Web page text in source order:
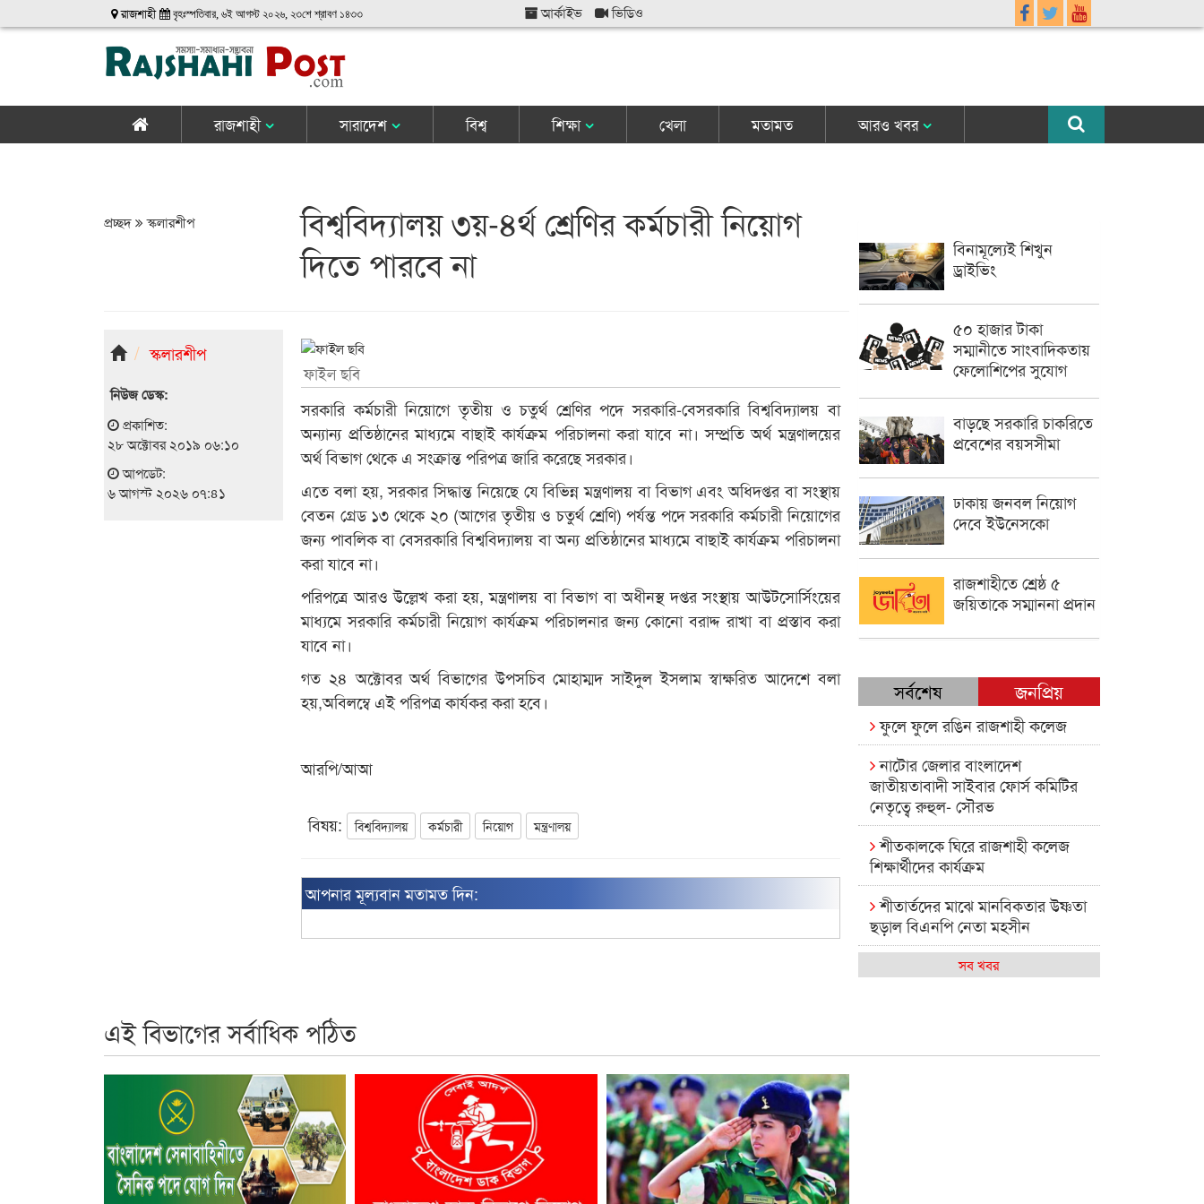
রাজশাহী বৃহঃস্পতিবার, ৬ই আগস্ট ২০২৬, ২৩শে শ্রাবণ ১৪৩৩ আর্কাইভ ভিডিও
রাজশাহী সারাদেশ বিশ্ব শিক্ষা খেলা মতামত আরও খবর
প্রচ্ছদ স্কলারশীপ
বিশ্ববিদ্যালয় ৩য়-৪র্থ শ্রেণির কর্মচারী নিয়োগ
দিতে পারবে না
স্কলারশীপ
নিউজ ডেস্ক:
প্রকাশিত:
২৮ অক্টোবর ২০১৯ ০৬:১০
আপডেট:
৬ আগস্ট ২০২৬ ০৭:৪১
ফাইল ছবি
সরকারি কর্মচারী নিয়োগে তৃতীয় ও চতুর্থ শ্রেণির পদে সরকারি-বেসরকারি বিশ্ববিদ্যালয় বা
অন্যান্য প্রতিষ্ঠানের মাধ্যমে বাছাই কার্যক্রম পরিচালনা করা যাবে না। সম্প্রতি অর্থ মন্ত্রণালয়ের
অর্থ বিভাগ থেকে এ সংক্রান্ত পরিপত্র জারি করেছে সরকার।
এতে বলা হয়, সরকার সিদ্ধান্ত নিয়েছে যে বিভিন্ন মন্ত্রণালয় বা বিভাগ এবং অধিদপ্তর বা সংস্থায়
বেতন গ্রেড ১৩ থেকে ২০ (আগের তৃতীয় ও চতুর্থ শ্রেণি) পর্যন্ত পদে সরকারি কর্মচারী নিয়োগের
জন্য পাবলিক বা বেসরকারি বিশ্ববিদ্যালয় বা অন্য প্রতিষ্ঠানের মাধ্যমে বাছাই কার্যক্রম পরিচালনা
করা যাবে না।
পরিপত্রে আরও উল্লেখ করা হয়, মন্ত্রণালয় বা বিভাগ বা অধীনস্থ দপ্তর সংস্থায় আউটসোর্সিংয়ের
মাধ্যমে সরকারি কর্মচারী নিয়োগ কার্যক্রম পরিচালনার জন্য কোনো বরাদ্দ রাখা বা প্রস্তাব করা
যাবে না।
গত ২৪ অক্টোবর অর্থ বিভাগের উপসচিব মোহাম্মদ সাইদুল ইসলাম স্বাক্ষরিত আদেশে বলা
হয়,অবিলম্বে এই পরিপত্র কার্যকর করা হবে।
আরপি/আআ
বিষয়: বিশ্ববিদ্যালয় কর্মচারী নিয়োগ মন্ত্রণালয়
আপনার মূল্যবান মতামত দিন:
বিনামূল্যেই শিখুন
ড্রাইভিং
৫০ হাজার টাকা
সম্মানীতে সাংবাদিকতায়
ফেলোশিপের সুযোগ
বাড়ছে সরকারি চাকরিতে
প্রবেশের বয়সসীমা
ঢাকায় জনবল নিয়োগ
দেবে ইউনেসকো
রাজশাহীতে শ্রেষ্ঠ ৫
জয়িতাকে সম্মাননা প্রদান
সর্বশেষ জনপ্রিয়
ফুলে ফুলে রঙিন রাজশাহী কলেজ
নাটোর জেলার বাংলাদেশ
জাতীয়তাবাদী সাইবার ফোর্স কমিটির
নেতৃত্বে রুহুল- সৌরভ
শীতকালকে ঘিরে রাজশাহী কলেজ
শিক্ষার্থীদের কার্যক্রম
শীতার্তদের মাঝে মানবিকতার উষ্ণতা
ছড়াল বিএনপি নেতা মহসীন
রাজশাহী কলেজের মিষ্টি বিকেল
সব খবর
এই বিভাগের সর্বাধিক পঠিত